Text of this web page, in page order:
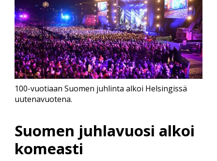
Suomen juhlavuosi alkoi
komeasti
100-vuotiaan Suomen juhlinta alkoi Helsingissä
uutenavuotena.